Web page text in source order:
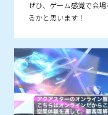
ぜひ、ゲーム感覚で会
るかと思います！